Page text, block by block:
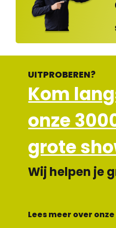
d
UITPROBEREN?
Kom
onze
grote
Wij helpen je
Lees meer over